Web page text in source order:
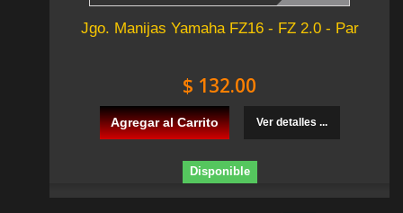
Jgo. Manijas Yamaha FZ16 - FZ 2.0 - Par
$ 132.00
Agregar al Carrito Ver detalles ...
Disponible